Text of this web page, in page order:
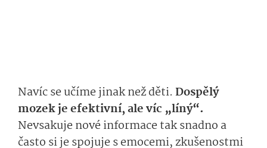
Navíc se učíme jinak než děti. Dospělý
mozek je efektivní, ale víc „líný“.
Nevsakuje nové informace tak snadno a
často si je spojuje s emocemi, zkušenostmi